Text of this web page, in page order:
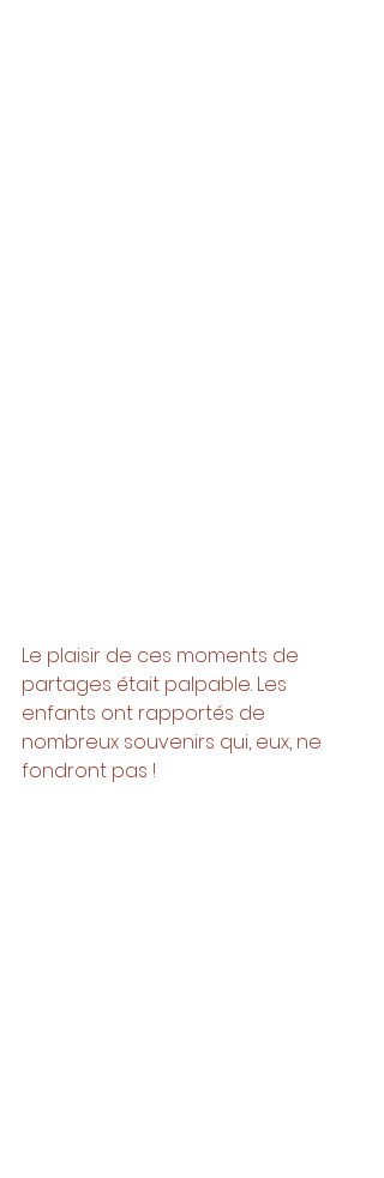
Le plaisir de ces moments de
partages était palpable. Les
enfants ont rapportés de
nombreux souvenirs qui, eux, ne
fondront pas !